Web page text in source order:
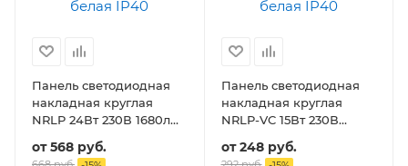
Панель светодиодная
накладная круглая
NRLP 24Вт 230В 1680лм
от568 руб.
Панель светодиодная
накладная круглая
NRLP-VC 15Вт 230В
IP40
от248 руб.